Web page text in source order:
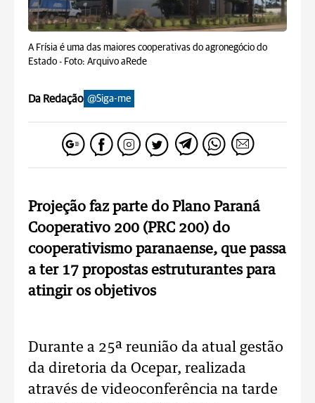
A Frísia é uma das maiores cooperativas do agronegócio do
Estado - Foto: Arquivo aRede
Da Redação @Siga-me
Projeção faz parte do Plano Paraná
Cooperativo 200 (PRC 200) do
cooperativismo paranaense, que passa
a ter 17 propostas estruturantes para
atingir os objetivos
Durante a 25ª reunião da atual gestão
da diretoria da Ocepar, realizada
através de videoconferência na tarde